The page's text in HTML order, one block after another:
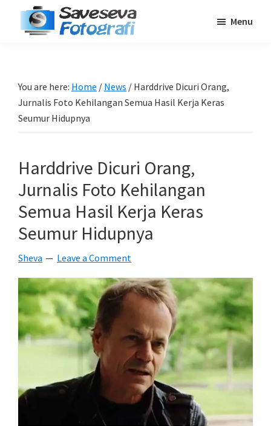
Pemula
-
Tips
-
Berita
-
Traveling
Menu
You are here: Home / News / Harddrive Dicuri Orang,
Jurnalis Foto Kehilangan Semua Hasil Kerja Keras
Seumur Hidupnya
Harddrive Dicuri Orang,
Jurnalis Foto Kehilangan
Semua Hasil Kerja Keras
Seumur Hidupnya
Sheva Leave a Comment